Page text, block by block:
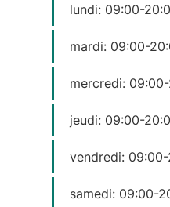
lundi: 09:00-
mardi: 09:00-
mercredi:
jeudi: 09:00-
vendredi:
samedi: 09:00-